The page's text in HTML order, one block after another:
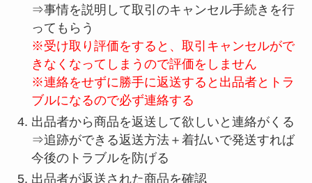
⇒事情を説明して取引のキャンセル手続きを行
ってもらう
※受け取り評価をすると、取引キャンセルがで
きなくなってしまうので評価をしません
※連絡をせずに勝手に返送すると出品者とトラ
ブルになるので必ず連絡する
出品者から商品を返送して欲しいと連絡がくる
⇒追跡ができる返送方法＋着払いで発送すれば
今後のトラブルを防げる
出品者が返送された商品を確認